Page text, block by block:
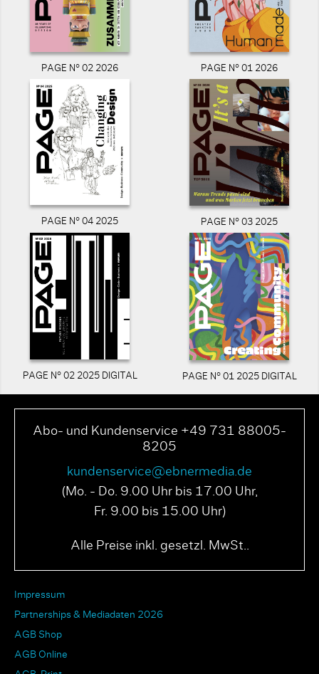
PAGE N° 02 2026 PAGE N° 01 2026
PAGE N° 04 2025 PAGE N° 03 2025
PAGE N° 02 2025 DIGITAL PAGE N° 01 2025 DIGITAL
Abo- und Kundenservice +49 731 88005-
8205
kundenservice@ebnermedia.de
(Mo. - Do. 9.00 Uhr bis 17.00 Uhr,
Fr. 9.00 bis 15.00 Uhr)
Alle Preise inkl. gesetzl. MwSt..
Impressum
Partnerships & Mediadaten 2026
AGB Shop
AGB Online